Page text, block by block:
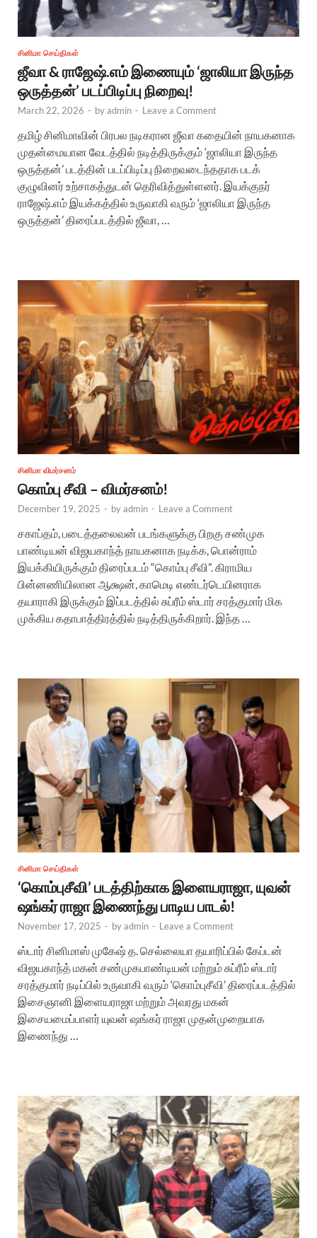
சினிமா செய்திகள்
ஜீவா & ராஜேஷ்.எம் இணையும் ‘ஜாலியா இருந்த
ஒருத்தன்’ படப்பிடிப்பு நிறைவு!
March 22, 2026 - byadmin - Leave a Comment
தமிழ் சினிமாவின் பிரபல நடிகரான ஜீவா கதையின் நாயகனாக
முதன்மையான வேடத்தில் நடித்திருக்கும் ‘ஜாலியா இருந்த
ஒருத்தன்’ படத்தின் படப்பிடிப்பு நிறைவடைந்ததாக படக்
குழுவினர் உற்சாகத்துடன் தெரிவித்துள்ளனர். இயக்குநர்
ராஜேஷ்.எம் இயக்கத்தில் உருவாகி வரும் ‘ஜாலியா இருந்த
ஒருத்தன்’ திரைப்படத்தில் ஜீவா, …
சினிமா விமர்சனம்
கொம்பு சீவி – விமர்சனம்!
December 19, 2025 - byadmin - Leave a Comment
சகாப்தம், படைத்தலைவன் படங்களுக்கு பிறகு சண்முக
பாண்டியன் விஜயகாந்த் நாயகனாக நடிக்க, பொன்ராம்
இயக்கியிருக்கும் திரைப்படம் “கொம்பு சீவி”. கிராமிய
பின்னணியிலான ஆக்ஷன், காமெடி எண்டர்டெயினராக
தயாராகி இருக்கும் இப்படத்தில் சுப்ரீம் ஸ்டார் சரத்குமார் மிக
முக்கிய கதாபாத்திரத்தில் நடித்திருக்கிறார். இந்த …
சினிமா செய்திகள்
‘கொம்புசீவி’ படத்திற்காக இளையராஜா, யுவன்
ஷங்கர் ராஜா இணைந்து பாடிய பாடல்!
November 17, 2025 - byadmin - Leave a Comment
ஸ்டார் சினிமாஸ் முகேஷ் த. செல்லையா தயாரிப்பில் கேப்டன்
விஜயகாந்த் மகன் சண்முகபாண்டியன் மற்றும் சுப்ரீம் ஸ்டார்
சரத்குமார் நடிப்பில் உருவாகி வரும் ‘கொம்புசீவி’ திரைப்படத்தில்
இசைஞானி இளையராஜா மற்றும் அவரது மகன்
இசையமைப்பாளர் யுவன் ஷங்கர் ராஜா முதன்முறையாக
இணைந்து …